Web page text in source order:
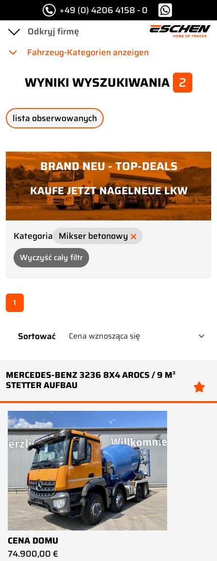
+49 (0) 4206 4158 - 0
Fahrzeug-Kategorien anzeigen
WYNIKI WYSZUKIWANIA 2
lista obserwowanych
BRAND NEU - TOP-DEALS
KAUFE JETZT NAGELNEUE LKW
Kategoria Mikser betonowy
Wyczyść cały filtr
1
Sortować
MERCEDES-BENZ 3236 8X4 AROCS / 9 M³
STETTER AUFBAU
CENA DOMU
74.900,00 €